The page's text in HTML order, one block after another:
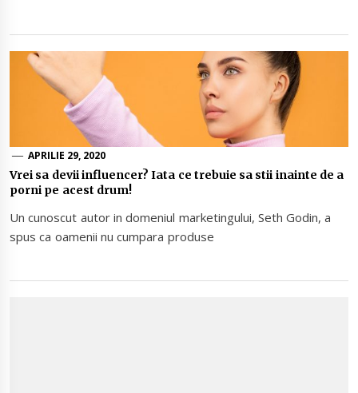
APRILIE 29, 2020
Vrei sa devii influencer? Iata ce trebuie sa stii inainte de a
porni pe acest drum!
Un cunoscut autor in domeniul marketingului, Seth Godin, a
spus ca oamenii nu cumpara produse